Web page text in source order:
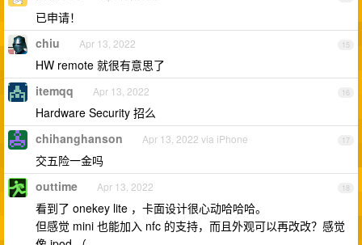
已申请！
15
chiu Apr 13, 2022
HW remote 就很有意思了
16
itemqq Apr 13, 2022
Hardware Security 招么
17
chihanghanson Apr 13, 2022 via iPhone
交五险一金吗
18
outtime Apr 13, 2022
看到了 onekey lite ，卡面设计很心动哈哈哈。
但感觉 mini 也能加入 nfc 的支持，而且外观可以再改改？感觉